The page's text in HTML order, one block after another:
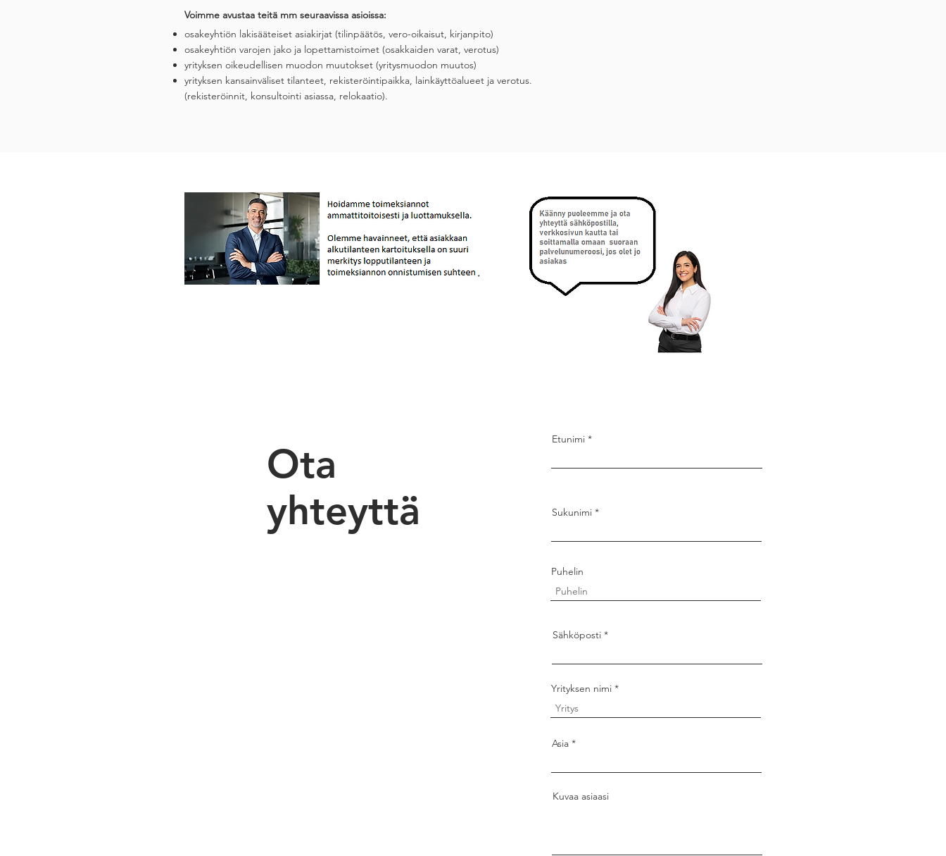
Voimme avustaa teitä mm seuraavissa asioissa:
osakeyhtiön lakisääteiset asiakirjat (tilinpäätös, vero-oikaisut, kirjanpito)
osakeyhtiön varojen jako ja lopettamistoimet (osakkaiden varat, verotus)
yrityksen oikeudellisen muodon muutokset (yritysmuodon muutos)
yrityksen kansainväliset tilanteet, rekisteröintipaikka, lainkäyttöalueet ja verotus.
(rekisteröinnit, konsultointi asiassa, relokaatio).
Ota
yhteyttä
Etunimi
Sukunimi
Puhelin
Sähköposti
Yrityksen nimi
Asia
Kuvaa asiaasi